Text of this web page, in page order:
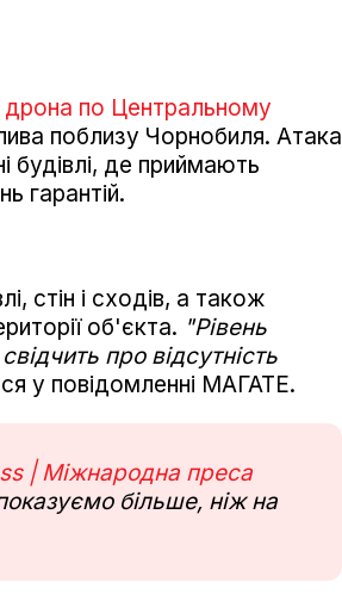
по Центральному
поблизу Чорнобиля. Атака
будівлі, де приймають
гарантій.
стін і сходів, а також
об'єкта. "Рівень
про відсутність
у повідомленні МАГАТЕ.
| Міжнародна преса
більше, ніж на